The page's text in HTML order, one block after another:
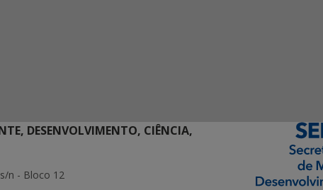
DESENVOLVIMENTO, CIÊNCIA,
n - Bloco 12